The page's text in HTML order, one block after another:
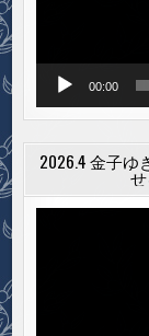
00:00
2026.4 金子